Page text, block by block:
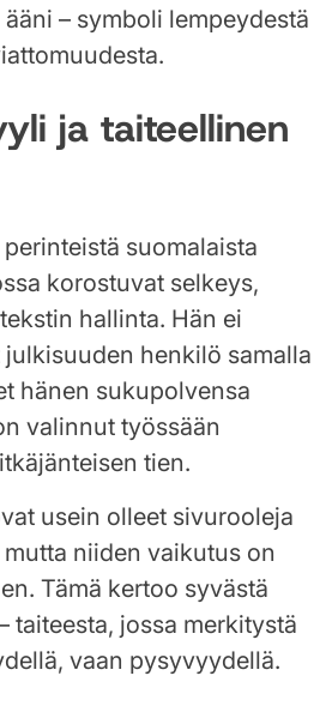
– symboli lempeydestä
ja taiteellinen
suomalaista
korostuvat selkeys,
hallinta. Hän ei
henkilö samalla
hänen sukupolvensa
valinnut työssään
tien.
usein olleet sivurooleja
niiden vaikutus on
Tämä kertoo syvästä
taiteesta, jossa merkitystä
vaan pysyvyydellä.